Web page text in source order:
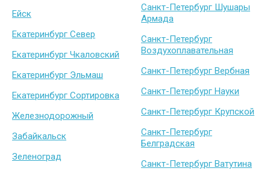
Ейск
Екатеринбург Север
Екатеринбург Чкаловский
Екатеринбург Эльмаш
Екатеринбург Сортировка
Железнодорожный
Забайкальск
Зеленоград
Санкт-Петербург Шушары
Армада
Санкт-Петербург
Воздухоплавательная
Санкт-Петербург Вербная
Санкт-Петербург Науки
Санкт-Петербург Крупской
Санкт-Петербург
Белградская
Санкт-Петербург Ватутина